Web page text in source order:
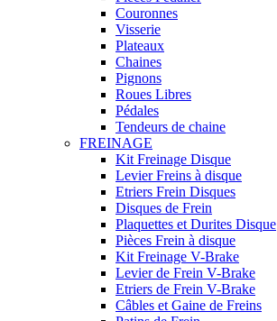
Couronnes
Visserie
Plateaux
Chaines
Pignons
Roues Libres
Pédales
Tendeurs de chaine
FREINAGE
Kit Freinage Disque
Levier Freins à disque
Etriers Frein Disques
Disques de Frein
Plaquettes et Durites Disque
Pièces Frein à disque
Kit Freinage V-Brake
Levier de Frein V-Brake
Etriers de Frein V-Brake
Câbles et Gaine de Freins